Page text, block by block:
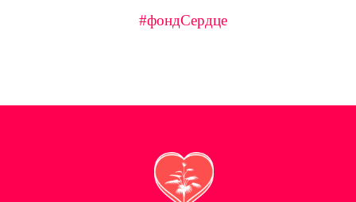
#фондСердце